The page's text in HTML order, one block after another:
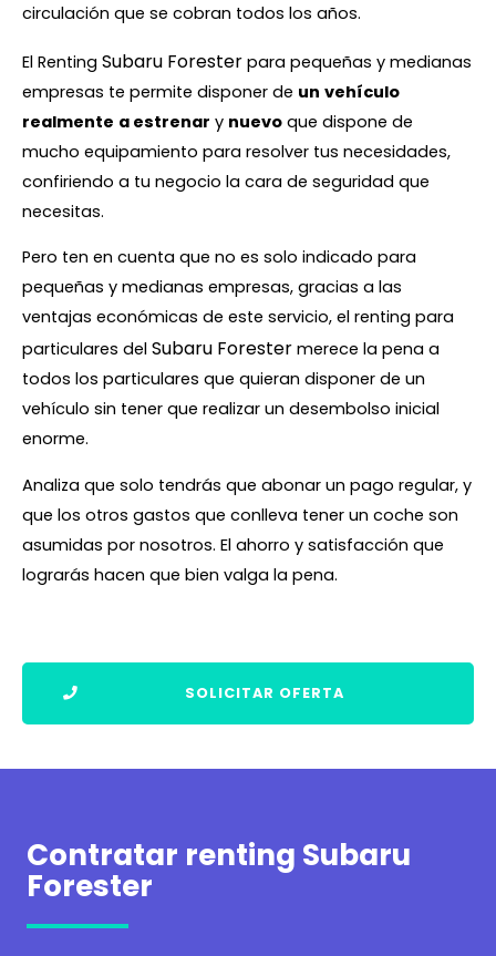
circulación que se cobran todos los años.
El Renting Subaru Forester para pequeñas y medianas
empresas te permite disponer de un vehículo
realmente a estrenar y nuevo que dispone de
mucho equipamiento para resolver tus necesidades,
confiriendo a tu negocio la cara de seguridad que
necesitas.
Pero ten en cuenta que no es solo indicado para
pequeñas y medianas empresas, gracias a las
ventajas económicas de este servicio, el renting para
particulares del Subaru Forester merece la pena a
todos los particulares que quieran disponer de un
vehículo sin tener que realizar un desembolso inicial
enorme.
Analiza que solo tendrás que abonar un pago regular, y
que los otros gastos que conlleva tener un coche son
asumidas por nosotros. El ahorro y satisfacción que
lograrás hacen que bien valga la pena.
SOLICITAR OFERTA
Contratar renting Subaru
Forester